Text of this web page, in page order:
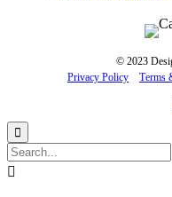
© 2023
Privacy Policy
Тerms

